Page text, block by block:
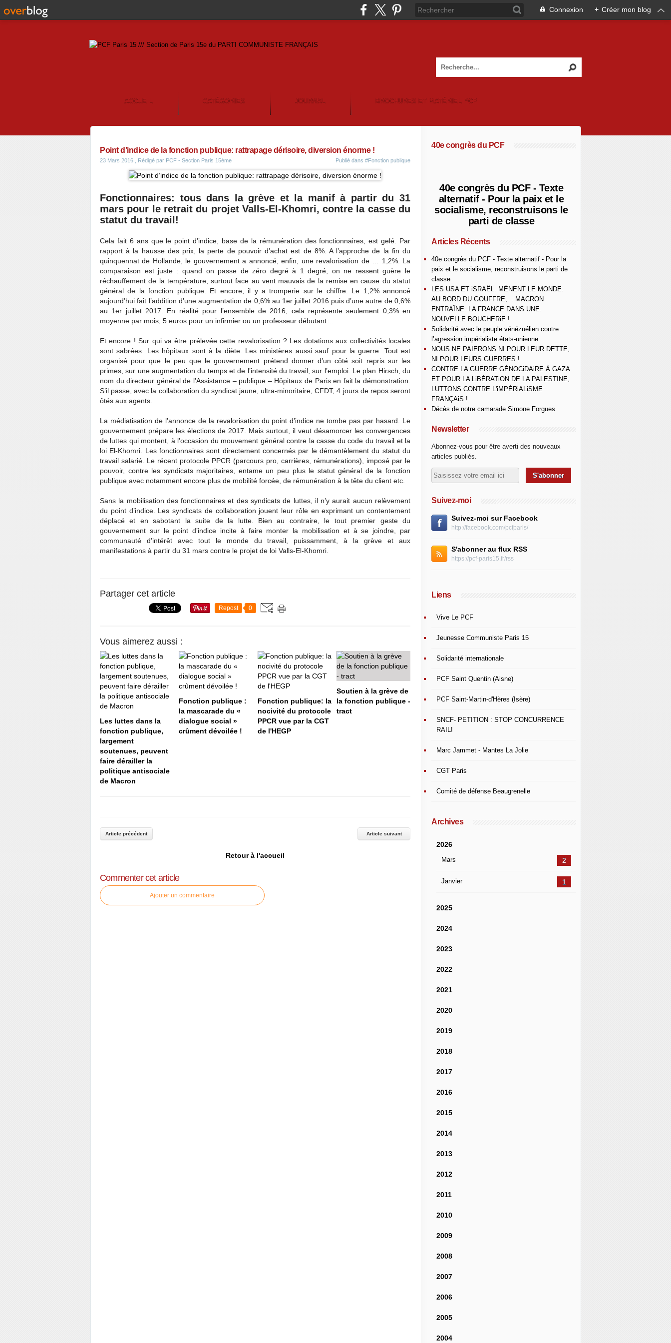
Connexion + Créer mon blog
ACCUEIL CATÉGORIES JOURNAL BROCHURES ET MATÉRIEL PCF
Point d’indice de la fonction publique: rattrapage dérisoire, diversion énorme !
23 Mars 2016 , Rédigé par PCF - Section Paris 15ème Publié dans #Fonction publique
Fonctionnaires: tous dans la grève et la manif à partir du 31
mars pour le retrait du projet Valls-El-Khomri, contre la casse du
statut du travail!
Cela fait 6 ans que le point d’indice, base de la rémunération des fonctionnaires, est gelé. Par
rapport à la hausse des prix, la perte de pouvoir d’achat est de 8%. A l’approche de la fin du
quinquennat de Hollande, le gouvernement a annoncé, enfin, une revalorisation de … 1,2%. La
comparaison est juste : quand on passe de zéro degré à 1 degré, on ne ressent guère le
réchauffement de la température, surtout face au vent mauvais de la remise en cause du statut
général de la fonction publique. Et encore, il y a tromperie sur le chiffre. Le 1,2% annoncé
aujourd’hui fait l’addition d’une augmentation de 0,6% au 1er juillet 2016 puis d’une autre de 0,6%
au 1er juillet 2017. En réalité pour l’ensemble de 2016, cela représente seulement 0,3% en
moyenne par mois, 5 euros pour un infirmier ou un professeur débutant…
Et encore ! Sur qui va être prélevée cette revalorisation ? Les dotations aux collectivités locales
sont sabrées. Les hôpitaux sont à la diète. Les ministères aussi sauf pour la guerre. Tout est
organisé pour que le peu que le gouvernement prétend donner d’un côté soit repris sur les
primes, sur une augmentation du temps et de l’intensité du travail, sur l’emploi. Le plan Hirsch, du
nom du directeur général de l’Assistance – publique – Hôpitaux de Paris en fait la démonstration.
S’il passe, avec la collaboration du syndicat jaune, ultra-minoritaire, CFDT, 4 jours de repos seront
ôtés aux agents.
La médiatisation de l’annonce de la revalorisation du point d’indice ne tombe pas par hasard. Le
gouvernement prépare les élections de 2017. Mais surtout, il veut désamorcer les convergences
de luttes qui montent, à l’occasion du mouvement général contre la casse du code du travail et la
loi El-Khomri. Les fonctionnaires sont directement concernés par le démantèlement du statut du
travail salarié. Le récent protocole PPCR (parcours pro, carrières, rémunérations), imposé par le
pouvoir, contre les syndicats majoritaires, entame un peu plus le statut général de la fonction
publique avec notamment encore plus de mobilité forcée, de rémunération à la tête du client etc.
Sans la mobilisation des fonctionnaires et des syndicats de luttes, il n’y aurait aucun relèvement
du point d’indice. Les syndicats de collaboration jouent leur rôle en exprimant un contentement
déplacé et en sabotant la suite de la lutte. Bien au contraire, le tout premier geste du
gouvernement sur le point d’indice incite à faire monter la mobilisation et à se joindre, par
communauté d’intérêt avec tout le monde du travail, puissamment, à la grève et aux
manifestations à partir du 31 mars contre le projet de loi Valls-El-Khomri.
Partager cet article
Repost 0
Vous aimerez aussi :
Les luttes dans la
fonction publique,
largement
soutenues, peuvent
faire dérailler la
politique antisociale
de Macron
Fonction publique :
la mascarade du «
dialogue social »
crûment dévoilée !
Fonction publique: la
nocivité du protocole
PPCR vue par la CGT
de l'HEGP
Soutien à la grève de
la fonction publique -
tract
Article précédent Article suivant
Retour à l'accueil
Commenter cet article
Ajouter un commentaire
40e congrès du PCF
40e congrès du PCF - Texte
alternatif - Pour la paix et le
socialisme, reconstruisons le
parti de classe
Articles Récents
40e congrès du PCF - Texte alternatif - Pour la
paix et le socialisme, reconstruisons le parti de
classe
LES USA ET iSRAËL. MÈNENT LE MONDE.
AU BORD DU GOUFFRE,. . MACRON
ENTRAÎNE. LA FRANCE DANS UNE.
NOUVELLE BOUCHERiE !
Solidarité avec le peuple vénézuélien contre
l’agression impérialiste états-unienne
NOUS NE PAIERONS NI POUR LEUR DETTE,
NI POUR LEURS GUERRES !
CONTRE LA GUERRE GÉNOCiDAiRE À GAZA
ET POUR LA LiBÉRATiON DE LA PALESTINE,
LUTTONS CONTRE L'iMPÉRiALiSME
FRANÇAiS !
Décès de notre camarade Simone Forgues
Newsletter
Abonnez-vous pour être averti des nouveaux
articles publiés.
Suivez-moi
Suivez-moi sur Facebook
http://facebook.com/pcfparis/
S'abonner au flux RSS
https://pcf-paris15.fr/rss
Liens
Vive Le PCF
Jeunesse Communiste Paris 15
Solidarité internationale
PCF Saint Quentin (Aisne)
PCF Saint-Martin-d'Hères (Isère)
SNCF- PETITION : STOP CONCURRENCE
RAIL!
Marc Jammet - Mantes La Jolie
CGT Paris
Comité de défense Beaugrenelle
Archives
2026
Mars 2
Janvier 1
2025
2024
2023
2022
2021
2020
2019
2018
2017
2016
2015
2014
2013
2012
2011
2010
2009
2008
2007
2006
2005
2004